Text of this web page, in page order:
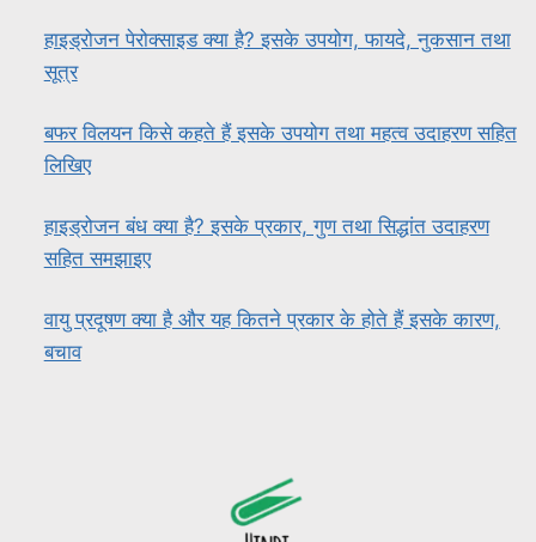
हाइड्रोजन पेरोक्साइड क्या है? इसके उपयोग, फायदे, नुकसान तथा
सूत्र
बफर विलयन किसे कहते हैं इसके उपयोग तथा महत्व उदाहरण सहित
लिखिए
हाइड्रोजन बंध क्या है? इसके प्रकार, गुण तथा सिद्धांत उदाहरण
सहित समझाइए
वायु प्रदूषण क्या है और यह कितने प्रकार के होते हैं इसके कारण,
बचाव